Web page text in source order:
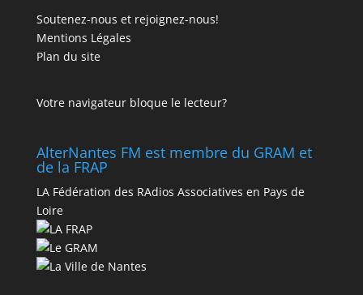
Soutenez-nous et rejoignez-nous!
Mentions Légales
Plan du site
Votre navigateur bloque le lecteur?
AlterNantes FM est membre du GRAM et
de la FRAP
LA Fédération des RAdios Associatives en Pays de
Loire